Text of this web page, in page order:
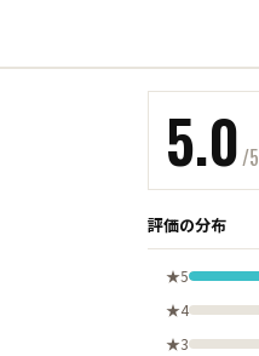
5.0/5
評価の分布
★5
★4
★3